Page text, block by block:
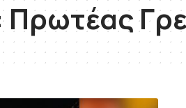
Πρωτέας